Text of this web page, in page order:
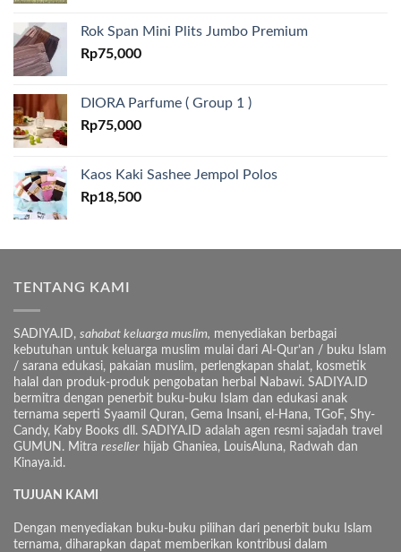
Rok Span Mini Plits Jumbo Premium
Rp75,000
DIORA Parfume ( Group 1 )
Rp75,000
Kaos Kaki Sashee Jempol Polos
Rp18,500
TENTANG KAMI
SADIYA.ID, sahabat keluarga muslim, menyediakan berbagai
kebutuhan untuk keluarga muslim mulai dari Al-Qur’an / buku Islam
/ sarana edukasi, pakaian muslim, perlengkapan shalat, kosmetik
halal dan produk-produk pengobatan herbal Nabawi. SADIYA.ID
bermitra dengan penerbit buku-buku Islam dan edukasi anak
ternama seperti Syaamil Quran, Gema Insani, el-Hana, TGoF, Shy-
Candy, Kaby Books dll. SADIYA.ID adalah agen resmi sajadah travel
GUMUN. Mitra reseller hijab Ghaniea, LouisAluna, Radwah dan
Kinaya.id.
TUJUAN KAMI
Dengan menyediakan buku-buku pilihan dari penerbit buku Islam
ternama, diharapkan dapat memberikan kontribusi dalam